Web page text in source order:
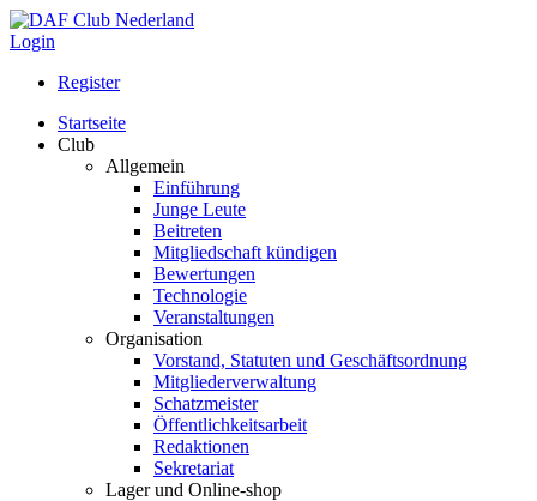
Login
Register
Startseite
Club
Allgemein
Einführung
Junge Leute
Beitreten
Mitgliedschaft kündigen
Bewertungen
Technologie
Veranstaltungen
Organisation
Vorstand, Statuten und Geschäftsordnung
Mitgliederverwaltung
Schatzmeister
Öffentlichkeitsarbeit
Redaktionen
Sekretariat
Lager und Online-shop